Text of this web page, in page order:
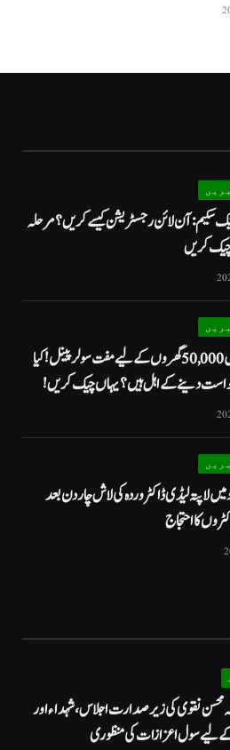
سکیم: آن لائن رجسٹریشن کیسے کریں؟ مرحلہ
چیک کریں
پنجاب میں 50,000 گھروں کے لیے مفت سولر پینل! کیا
دینے کے اہل ہیں؟ یہاں چیک کریں!
لاپتہ لیڈی ڈاکٹر وردہ کی لاش چار دن بعد
کا احتجاج
محسن نقوی کی زیر صدارت اجلاس، شہداء اور
لیے سول اعزازات کی منظوری